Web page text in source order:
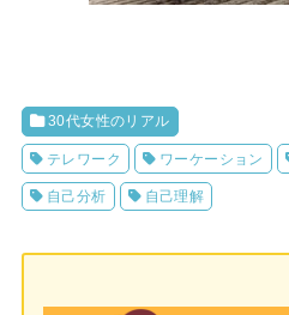
30代女性のリアル
テレワーク ワーケーション
自己分析 自己理解